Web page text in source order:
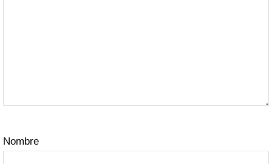
Nombre